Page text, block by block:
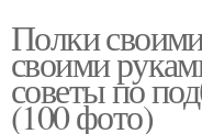
Полки
своими
советы по
(100 фото)